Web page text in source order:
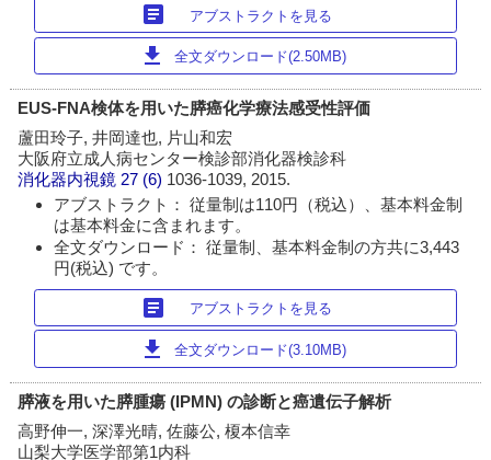
article アブストラクトを見る
download 全文ダウンロード(2.50MB)
EUS-FNA検体を用いた膵癌化学療法感受性評価
蘆田玲子, 井岡達也, 片山和宏
大阪府立成人病センター検診部消化器検診科
消化器内視鏡 27 (6) 1036-1039, 2015.
アブストラクト： 従量制は110円（税込）、基本料金制
は基本料金に含まれます。
全文ダウンロード： 従量制、基本料金制の方共に3,443
円(税込) です。
article アブストラクトを見る
download 全文ダウンロード(3.10MB)
膵液を用いた膵腫瘍 (IPMN) の診断と癌遺伝子解析
高野伸一, 深澤光晴, 佐藤公, 榎本信幸
山梨大学医学部第1内科